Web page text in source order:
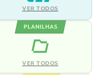
VER TODOS
PLANILHAS
VER TODOS